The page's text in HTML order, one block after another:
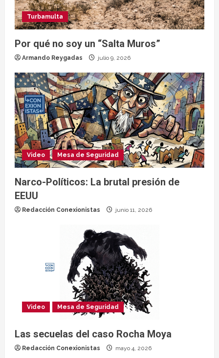
Turbamulta
Por qué no soy un “Salta Muros”
Armando Reygadas julio 9, 2026
Video Mesa de Seguridad
Narco-Políticos: La brutal presión de
EEUU
Redacción Conexionistas junio 11, 2026
Video Mesa de Seguridad
Las secuelas del caso Rocha Moya
Redacción Conexionistas mayo 4, 2026